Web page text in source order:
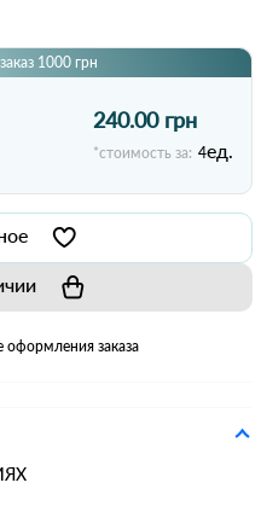
1000 грн
240.00 грн
*стоимость за: 4ед.
заказа